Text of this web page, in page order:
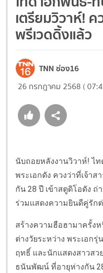
เตรียมวิวาห์!
พรีเวดดิ้งแล้ว
TNN ช่อง16
26 กรกฎาคม 2568 (
นับถอยหลังงานวิวาห์! ไ
พระเอกดัง ควงว่าที่เจ้า
กัน 28 ปี เข้าสตูดิโอดัง
ร่วมแสดงความยินดีคู่รักต่
สร้างความฮือฮามาครั้ง
ต่างวัยระหว่าง พระเอก
ฤทธิ์ และนักแสดงสาวส
ธนันพัฒน์ ที่อายุห่างกัน